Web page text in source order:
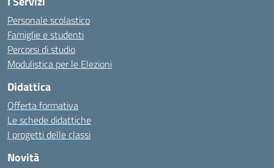
Personale scolastico
Famiglie e studenti
Percorsi di studio
Modulistica per le Elezioni
Didattica
Offerta formativa
Le schede didattiche
I progetti delle classi
Novità